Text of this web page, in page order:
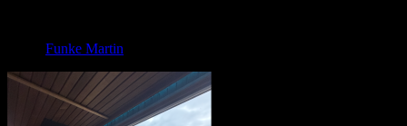
Funke Martin